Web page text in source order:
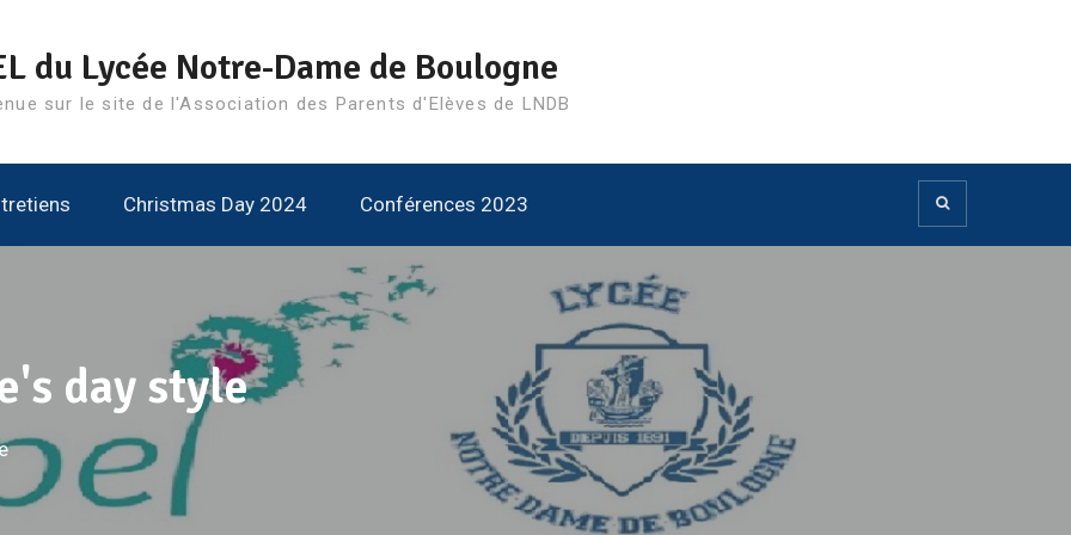
du Lycée Notre-Dame de Boulogne
sur le site de l'Association des Parents d'Elèves de LNDB
Christmas Day 2024 Conférences 2023
day style